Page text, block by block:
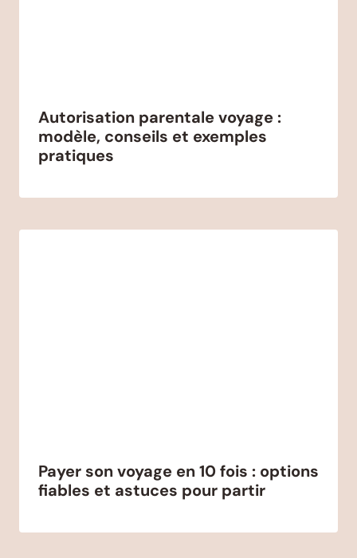
Autorisation parentale voyage :
modèle, conseils et exemples
pratiques
Payer son voyage en 10 fois : options
fiables et astuces pour partir